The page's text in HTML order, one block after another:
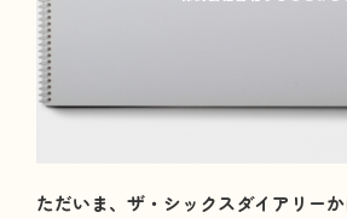
ただいま、ザ・シックスダイアリー